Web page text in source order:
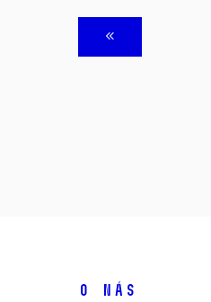
O NÁS